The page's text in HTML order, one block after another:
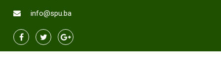
info@spu.ba